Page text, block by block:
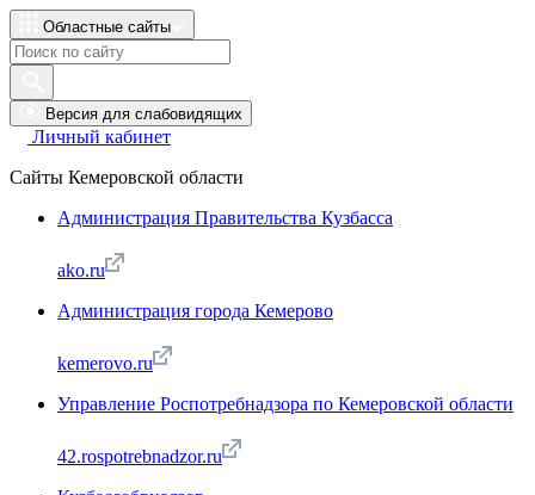
Областные сайты
Версия для слабовидящих
Личный кабинет
Сайты Кемеровской области
Администрация Правительства Кузбасса
ako.ru
Администрация города Кемерово
kemerovo.ru
Управление Роспотребнадзора по Кемеровской области
42.rospotrebnadzor.ru